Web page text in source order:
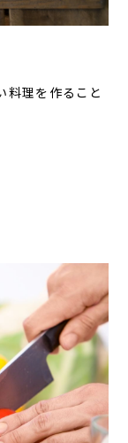
料理を作ること